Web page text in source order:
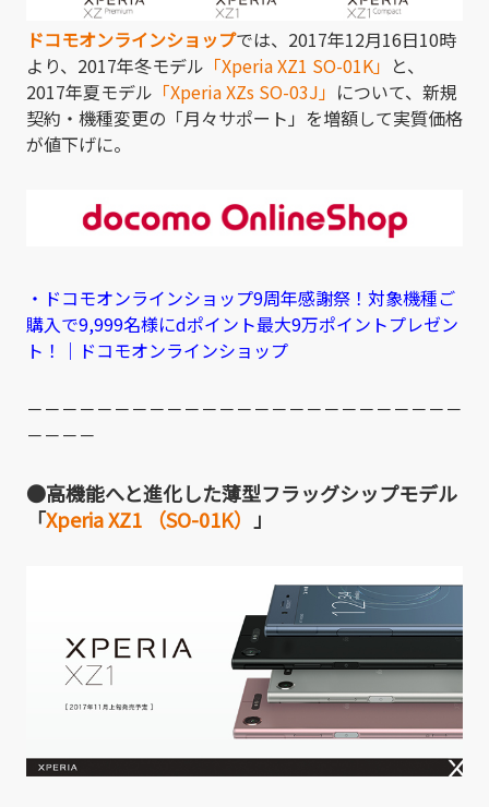
ドコモオンラインショップでは、2017年12月16日10時
より、2017年冬モデル 「Xperia XZ1 SO-01K」 と、
2017年夏モデル 「Xperia XZs SO-03J」 について、新規
契約・機種変更の「月々サポート」を増額して実質価格
が値下げに。
・ドコモオンラインショップ9周年感謝祭！対象機種ご
購入で9,999名様にdポイント最大9万ポイントプレゼン
ト！｜ドコモオンラインショップ
－－－－－－－－－－－－－－－－－－－－－－－－－
－－－－
●高機能へと進化した薄型フラッグシップモデル
「Xperia XZ1 （SO-01K） 」